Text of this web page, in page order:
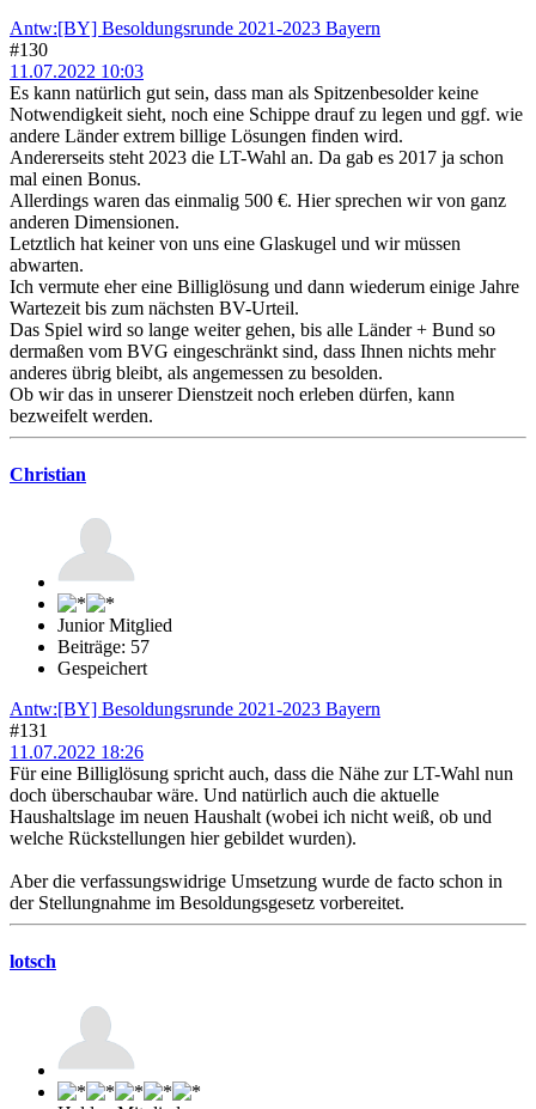
Antw:[BY] Besoldungsrunde 2021-2023 Bayern
#130
11.07.2022 10:03
Es kann natürlich gut sein, dass man als Spitzenbesolder keine
Notwendigkeit sieht, noch eine Schippe drauf zu legen und ggf. wie
andere Länder extrem billige Lösungen finden wird.
Andererseits steht 2023 die LT-Wahl an. Da gab es 2017 ja schon
mal einen Bonus.
Allerdings waren das einmalig 500 €. Hier sprechen wir von ganz
anderen Dimensionen.
Letztlich hat keiner von uns eine Glaskugel und wir müssen
abwarten.
Ich vermute eher eine Billiglösung und dann wiederum einige Jahre
Wartezeit bis zum nächsten BV-Urteil.
Das Spiel wird so lange weiter gehen, bis alle Länder + Bund so
dermaßen vom BVG eingeschränkt sind, dass Ihnen nichts mehr
anderes übrig bleibt, als angemessen zu besolden.
Ob wir das in unserer Dienstzeit noch erleben dürfen, kann
bezweifelt werden.
Christian
Junior Mitglied
Beiträge: 57
Gespeichert
Antw:[BY] Besoldungsrunde 2021-2023 Bayern
#131
11.07.2022 18:26
Für eine Billiglösung spricht auch, dass die Nähe zur LT-Wahl nun
doch überschaubar wäre. Und natürlich auch die aktuelle
Haushaltslage im neuen Haushalt (wobei ich nicht weiß, ob und
welche Rückstellungen hier gebildet wurden).
Aber die verfassungswidrige Umsetzung wurde de facto schon in
der Stellungnahme im Besoldungsgesetz vorbereitet.
lotsch